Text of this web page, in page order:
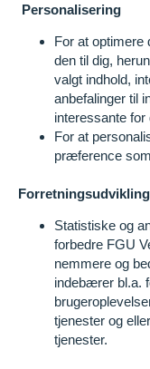
Personalisering
For at optimere
den til dig,
valgt indhold,
anbefalinger til
interessante for
For at
præference
Forretningsudvikling
Statistiske og
forbedre FGU
nemmere og
indebærer bl.a.
tjenester og
tjenester.